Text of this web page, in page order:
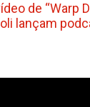
de “Warp
lançam